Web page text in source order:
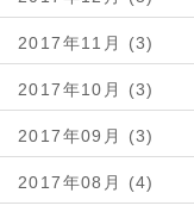
2017年11月 (3)
2017年10月 (3)
2017年09月 (3)
2017年08月 (4)